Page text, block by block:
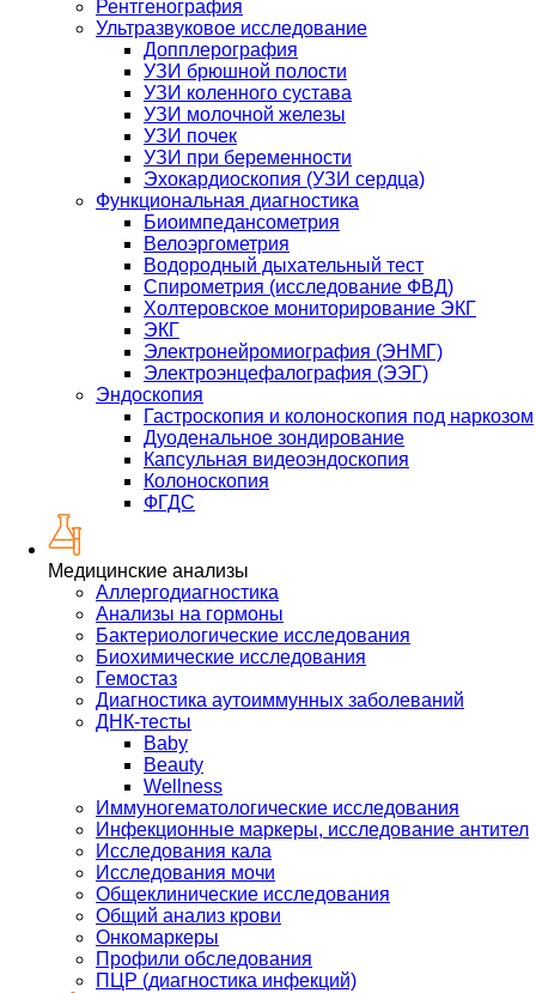
Рентгенография
Ультразвуковое исследование
Допплерография
УЗИ брюшной полости
УЗИ коленного сустава
УЗИ молочной железы
УЗИ почек
УЗИ при беременности
Эхокардиоскопия (УЗИ сердца)
Функциональная диагностика
Биоимпедансометрия
Велоэргометрия
Водородный дыхательный тест
Спирометрия (исследование ФВД)
Холтеровское мониторирование ЭКГ
ЭКГ
Электронейромиография (ЭНМГ)
Электроэнцефалография (ЭЭГ)
Эндоскопия
Гастроскопия и колоноскопия под наркозом
Дуоденальное зондирование
Капсульная видеоэндоскопия
Колоноскопия
ФГДС
Медицинские анализы
Аллергодиагностика
Анализы на гормоны
Бактериологические исследования
Биохимические исследования
Гемостаз
Диагностика аутоиммунных заболеваний
ДНК-тесты
Baby
Beauty
Wellness
Иммуногематологические исследования
Инфекционные маркеры, исследование антител
Исследования кала
Исследования мочи
Общеклинические исследования
Общий анализ крови
Онкомаркеры
Профили обследования
ПЦР (диагностика инфекций)